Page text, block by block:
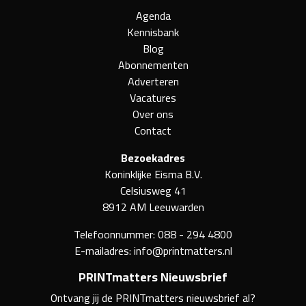
Agenda
Kennisbank
Blog
Abonnementen
Adverteren
Vacatures
Over ons
Contact
Bezoekadres
Koninklijke Eisma B.V.
Celsiusweg 41
8912 AM Leeuwarden
Telefoonnummer:088 - 294 4800
E-mailadres:info@printmatters.nl
PRINTmatters Nieuwsbrief
Ontvang jij de PRINTmatters nieuwsbrief al?